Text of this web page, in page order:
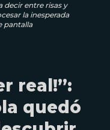
decir entre risas y
la inesperada
pantalla
real!”:
quedó